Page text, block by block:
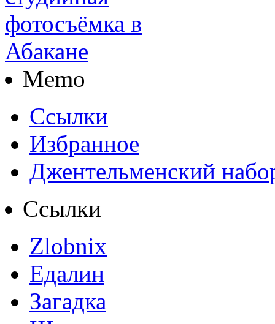
Memo
Ссылки
Избранное
Джентельменский
Ссылки
Zlobnix
Едалин
Загадка